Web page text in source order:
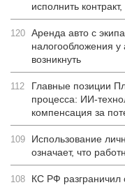
исполнить
120 Аренда авто с
налогообложения у
возникнуть
112
Главные позиции
процесса: ИИ-
компенсация за
109
Использование
означает, что
108
КС РФ разграничил